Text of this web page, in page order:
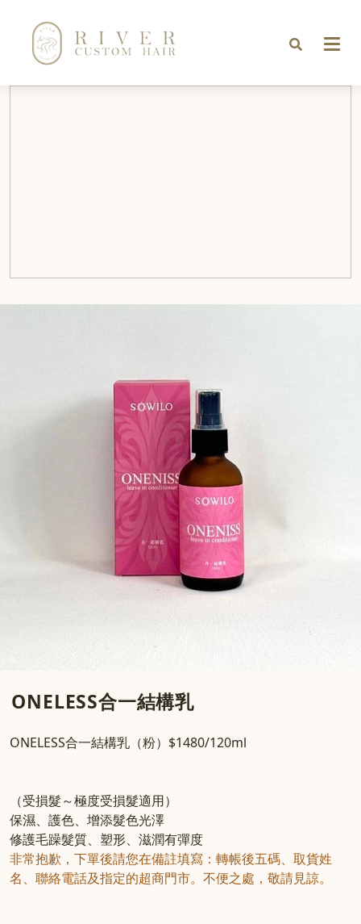
ONELESS合一結構乳
ONELESS合一結構乳（粉）$1480/120ml
（受損髮～極度受損髮適用）
保濕、護色、增添髮色光澤
修護毛躁髮質、塑形、滋潤有彈度
非常抱歉，下單後請您在備註填寫：轉帳後五碼、取貨姓
名、聯絡電話及指定的超商門市。不便之處，敬請見諒。